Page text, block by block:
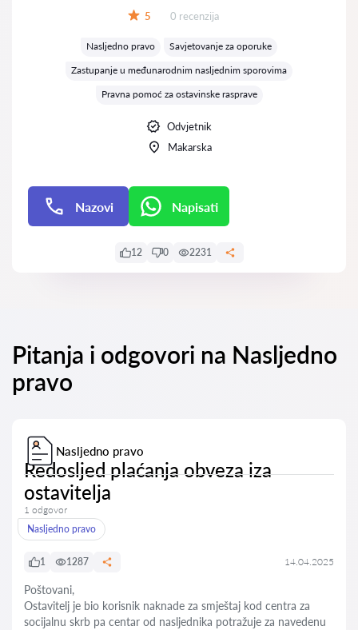
5 Recenzija:
0 recenzija
Nasljedno pravo
Savjetovanje za oporuke
Zastupanje u međunarodnim nasljednim sporovima
Pravna pomoć za ostavinske rasprave
Odvjetnik
Makarska
Nazovi Napisati
12 0 2231
Pitanja i odgovori na Nasljedno
pravo
Nasljedno pravo
Redosljed plaćanja obveza iza
ostavitelja
1 odgovor
Nasljedno pravo
1 1287 14.04.2025
Poštovani,
Ostavitelj je bio korisnik naknade za smještaj kod centra za
socijalnu skrb pa centar od nasljednika potražuje za navedenu